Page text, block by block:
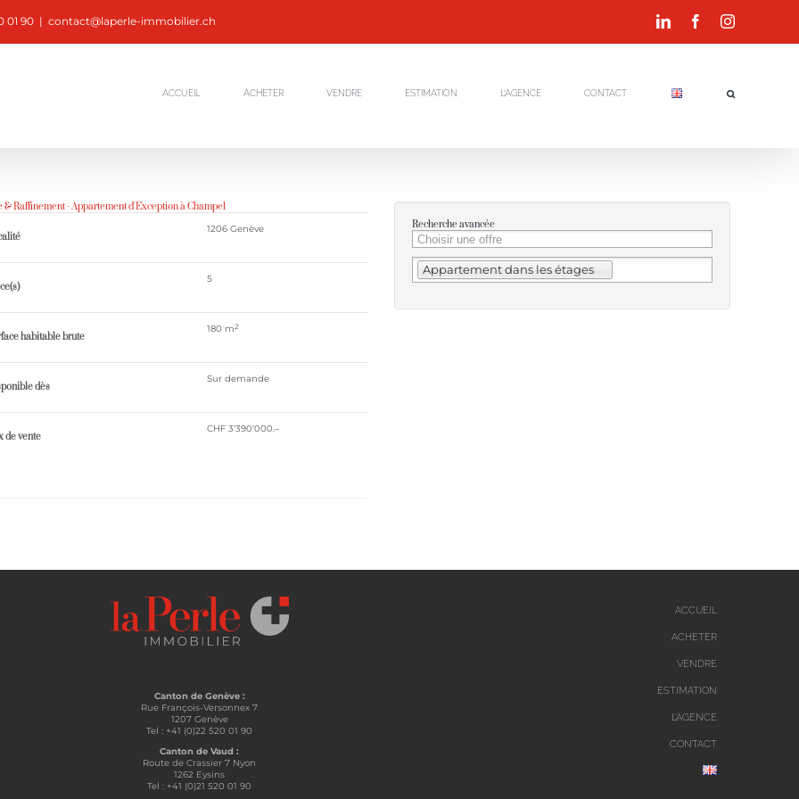
01 90 | contact@laperle-immobilier.ch LinkedInFacebookInstagram
ACCUEIL ACHETER VENDRE ESTIMATION L’AGENCE CONTACT
& Raffinement - Appartement d'Exception à Champel
1206 Genève
5
habitable brute
180 m2
dès
Sur demande
​​de vente
CHF 3'390'000.–
Recherche avancée
Appartement dans les étages
Canton de Genève :
Rue François-Versonnex 7
1207 Genève
Tel : +41 (0)22 520 01 90
Canton de Vaud :
Route de Crassier 7 Nyon
1262 Eysins
Tel : +41 (0)21 520 01 90
ACCUEIL
ACHETER
VENDRE
ESTIMATION
L’AGENCE
CONTACT